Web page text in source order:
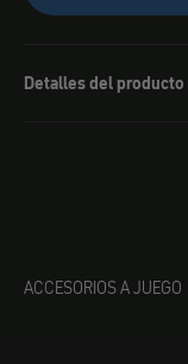
Detalles del producto
ACCESORIOS A JUEGO